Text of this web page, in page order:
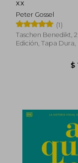
xx
Peter Gossel
(1)
Taschen Benedikt,
Edición, Tapa Dura,